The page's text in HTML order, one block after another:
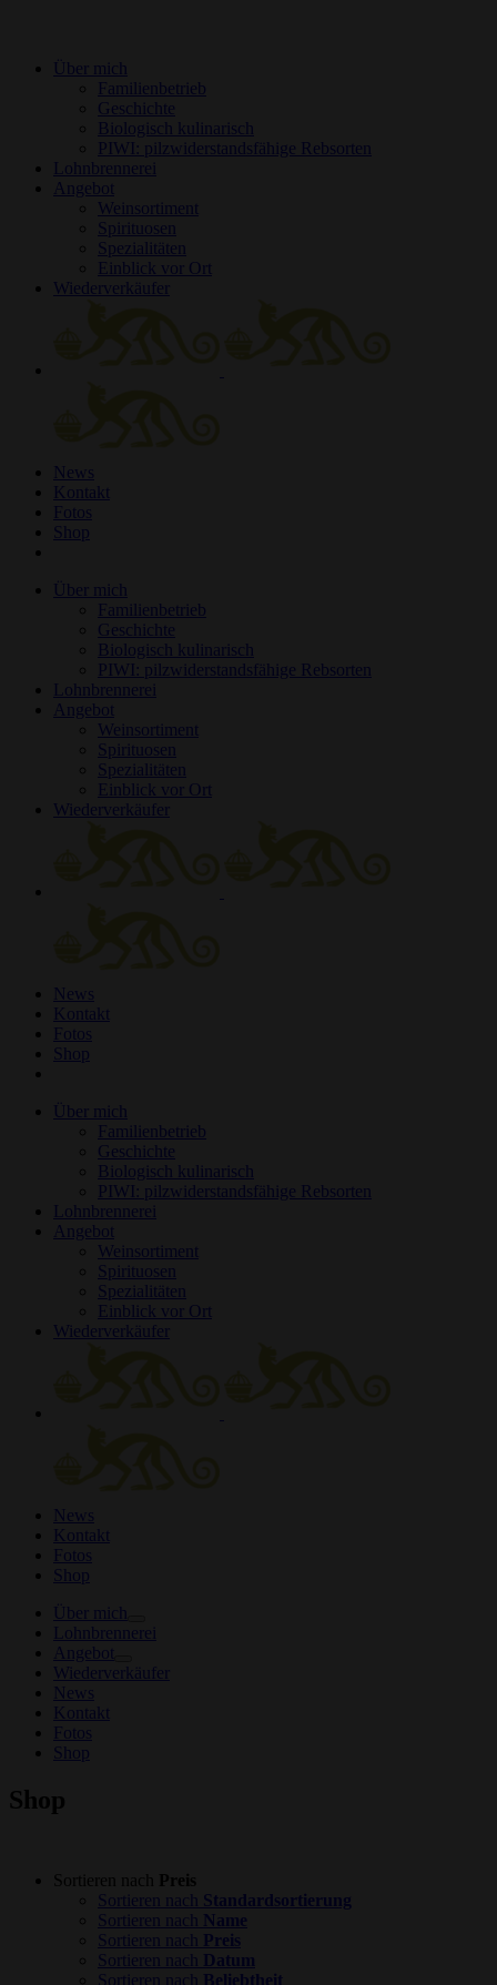
Über mich
Familienbetrieb
Geschichte
Biologisch kulinarisch
PIWI: pilzwiderstandsfähige Rebsorten
Lohnbrennerei
Angebot
Weinsortiment
Spirituosen
Spezialitäten
Einblick vor Ort
Wiederverkäufer
News
Kontakt
Fotos
Shop
Über mich
Familienbetrieb
Geschichte
Biologisch kulinarisch
PIWI: pilzwiderstandsfähige Rebsorten
Lohnbrennerei
Angebot
Weinsortiment
Spirituosen
Spezialitäten
Einblick vor Ort
Wiederverkäufer
News
Kontakt
Fotos
Shop
Über mich
Familienbetrieb
Geschichte
Biologisch kulinarisch
PIWI: pilzwiderstandsfähige Rebsorten
Lohnbrennerei
Angebot
Weinsortiment
Spirituosen
Spezialitäten
Einblick vor Ort
Wiederverkäufer
News
Kontakt
Fotos
Shop
Über mich
Lohnbrennerei
Angebot
Wiederverkäufer
News
Kontakt
Fotos
Shop
Shop
Sortieren nach
Preis
Sortieren nach Standardsortierung
Sortieren nach
Name
Sortieren nach
Preis
Sortieren nach
Datum
Sortieren nach
Beliebtheit